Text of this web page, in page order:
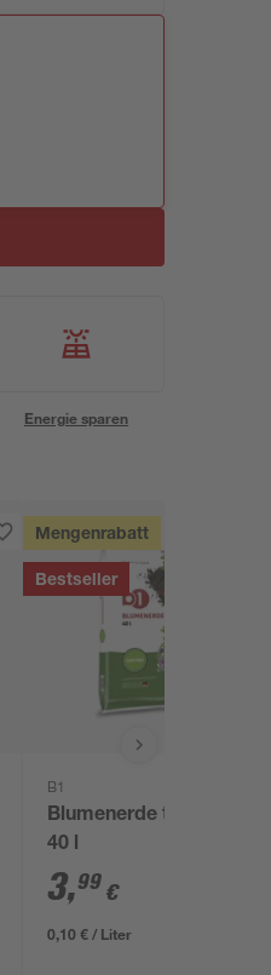
Energie sparen
Mengenrabatt
Bestseller
B1
Blumenerde torffrei
40 l
3,99 €
0,10 € / Liter